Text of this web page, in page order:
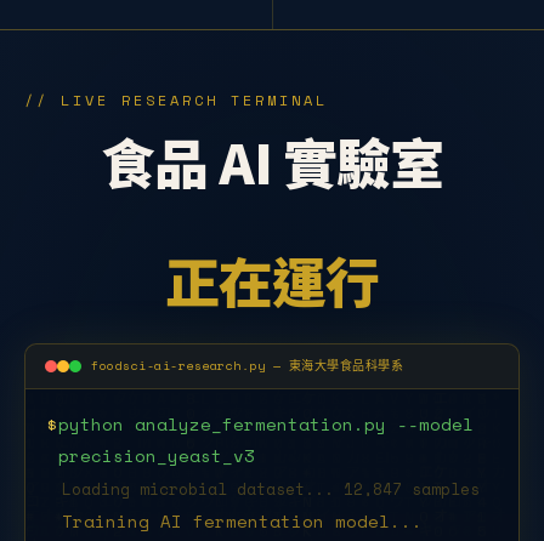
// LIVE RESEARCH TERMINAL
食品 AI 實驗室
正在運行
foodsci-ai-research.py — 東海大學食品科學系
$python analyze_fermentation.py --model
precision_yeast_v3
Loading microbial dataset... 12,847 samples
Training AI fermentation model...